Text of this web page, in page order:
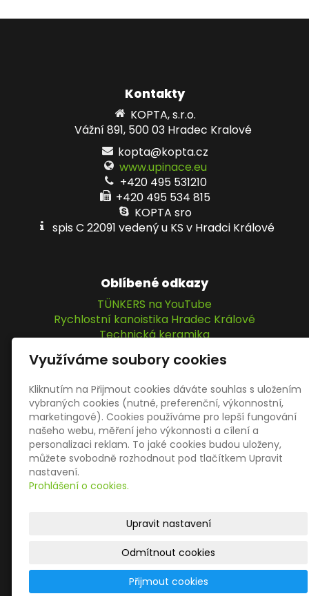
Kontakty
KOPTA, s.r.o.
Vážní 891, 500 03 Hradec Kralové
kopta@kopta.cz
www.upinace.eu
+420 495 531210
+420 495 534 815
KOPTA sro
spis C 22091 vedený u KS v Hradci Králové
Oblíbené odkazy
TÜNKERS na YouTube
Rychlostní kanoistika Hradec Králové
Technická keramika
KOPTA, s.r.o.
Sociální sítě
– VÍCE NEŽ JEN UPÍNÁNÍ
webové stránkys AI,doména
Využíváme soubory cookies
Kliknutím na Přijmout cookies dáváte souhlas s uložením
vybraných cookies (nutné, preferenční, výkonnostní,
marketingové). Cookies používáme pro lepší fungování
našeho webu, měření jeho výkonnosti a cílení a
personalizaci reklam. To jaké cookies budou uloženy,
můžete svobodně rozhodnout pod tlačítkem Upravit
nastavení.
Prohlášení o cookies.
Upravit nastavení
Odmítnout cookies
Přijmout cookies